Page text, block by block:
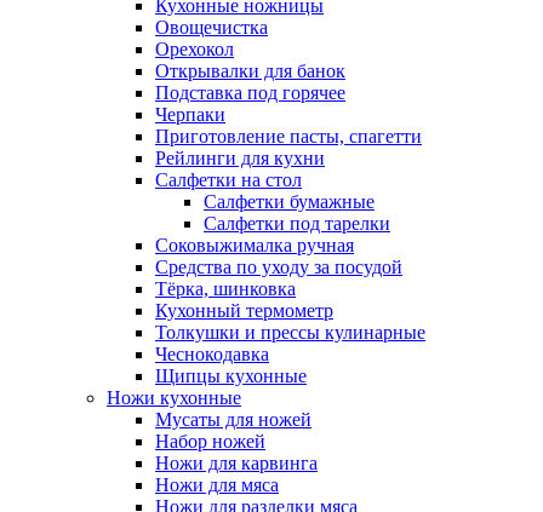
Кухонные ножницы
Овощечистка
Орехокол
Открывалки для банок
Подставка под горячее
Черпаки
Приготовление пасты, спагетти
Рейлинги для кухни
Салфетки на стол
Салфетки бумажные
Салфетки под тарелки
Соковыжималка ручная
Средства по уходу за посудой
Тëрка, шинковка
Кухонный термометр
Толкушки и прессы кулинарные
Чеснокодавка
Щипцы кухонные
Ножи кухонные
Мусаты для ножей
Набор ножей
Ножи для карвинга
Ножи для мяса
Ножи для разделки мяса